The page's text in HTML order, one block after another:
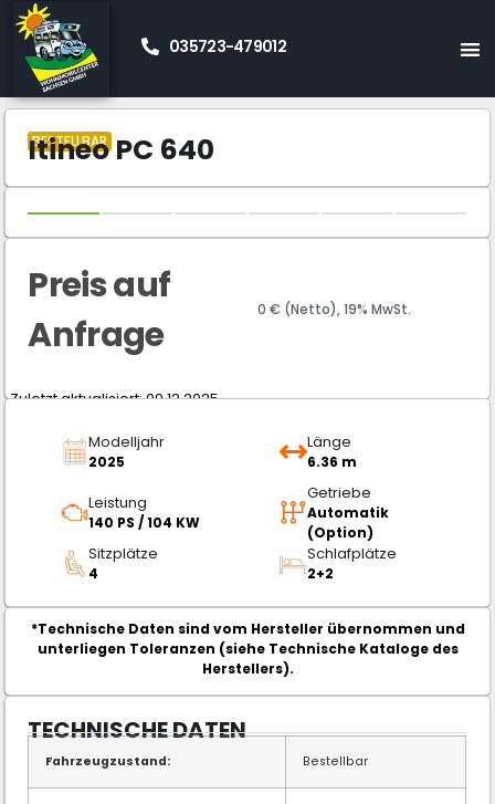
035723-479012
Start»Neue Wohnmobile Kaufen
Itineo»Itineo PC 640
BESTELLBAR
Itineo PC 640
Preis auf
Anfrage
0 € (Netto), 19% MwSt.
Zuletzt aktualisiert: 09.12.2025
Modelljahr
2025
Länge
6.36 m
Leistung
140 PS / 104 KW
Getriebe
Automatik
(Option)
Sitzplätze
4
Schlafplätze
2+2
*Technische Daten sind vom Hersteller übernommen und
unterliegen Toleranzen (siehe Technische Kataloge des
Herstellers).
TECHNISCHE DATEN
Fahrzeugzustand: Bestellbar